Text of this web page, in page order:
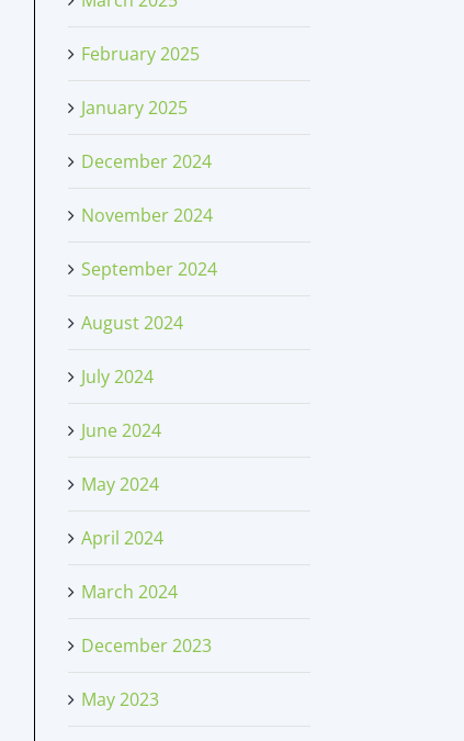
February 2025
January 2025
December 2024
November 2024
September 2024
August 2024
July 2024
June 2024
May 2024
April 2024
March 2024
December 2023
May 2023